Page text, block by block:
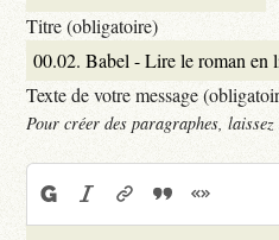
Titre (obligatoire)
Texte de votre message
Pour créer des paragraphes,